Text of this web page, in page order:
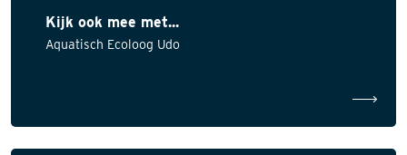
Kijk ook mee met...
Aquatisch Ecoloog Udo